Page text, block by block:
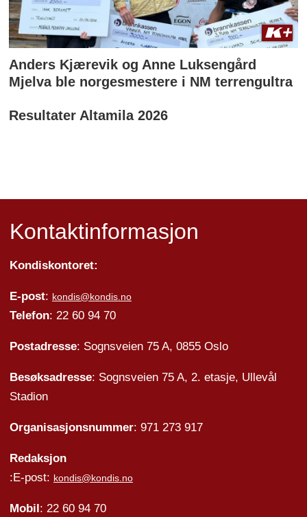
Anders Kjærevik og Anne Luksengård
Mjelva ble norgesmestere i NM terrengultra
Resultater Altamila 2026
Kontaktinformasjon
Kondiskontoret:
E-post: kondis@kondis.no
Telefon: 22 60 94 70
Postadresse: Sognsveien 75 A, 0855 Oslo
Besøksadresse: Sognsveien 75 A, 2. etasje, Ullevål
Stadion
Organisasjonsnummer: 971 273 917
Redaksjon
:E-post: kondis@kondis.no
Mobil: 22 60 94 70